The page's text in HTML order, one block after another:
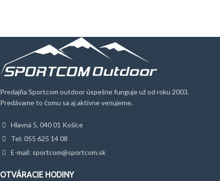
Predajňa Sportcom outdoor úspešne funguje už od roku 2003.
Predávame to čomu sa aj aktívne venujeme.
Hlavná 5, 040 01 Košice
Tel: 055 625 14 08
E-mail: sportcom@sportcom.sk
OTVÁRACIE HODINY